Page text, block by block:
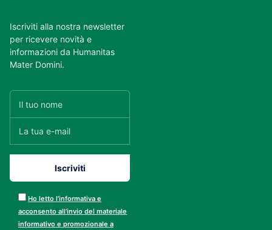
Iscriviti alla nostra newsletter
per ricevere novità e
informazioni da Humanitas
Mater Domini.
Ho letto l’informativa e
acconsento all’invio del materiale
informativo e promozionale a